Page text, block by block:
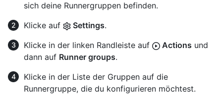
sich deine Runnergruppen befinden.
Klicke auf
Settings.
Klicke in der linken Randleiste auf
Actions und
dann auf Runner groups.
Klicke in der Liste der Gruppen auf die
Runnergruppe, die du konfigurieren möchtest.